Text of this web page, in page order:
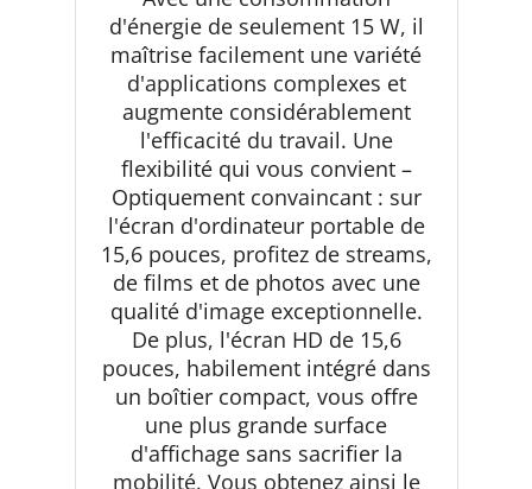
d'énergie de seulement 15 W, il
maîtrise facilement une variété
d'applications complexes et
augmente considérablement
l'efficacité du travail. Une
flexibilité qui vous convient –
Optiquement convaincant : sur
l'écran d'ordinateur portable de
15,6 pouces, profitez de streams,
de films et de photos avec une
qualité d'image exceptionnelle.
De plus, l'écran HD de 15,6
pouces, habilement intégré dans
un boîtier compact, vous offre
une plus grande surface
d'affichage sans sacrifier la
mobilité. Vous obtenez ainsi le